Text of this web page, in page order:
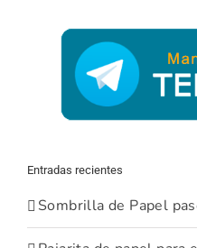
Entradas recientes
Sombrilla de Papel